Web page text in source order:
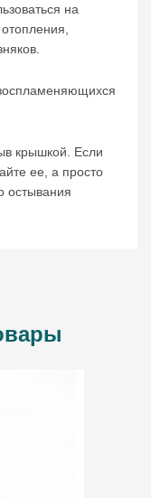
на
крышкой. Если
ее, а просто
остывания